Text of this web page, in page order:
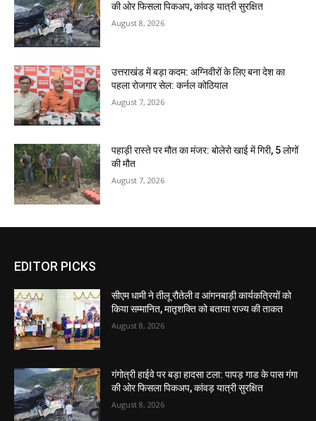
की ओर फिसला पिकअप, कांवड़ यात्री सुरक्षित
August 8, 2026
उत्तराखंड में बड़ा कदम: अग्निवीरों के लिए बना देश का
पहला रोजगार सेल: कर्नल कोठियाल
August 7, 2026
पहाड़ी रास्ते पर मौत का मंजर: बोलेरो खाई में गिरी, 5 लोगों
की मौत
August 7, 2026
EDITOR PICKS
सीएम धामी ने तीलू रौतेली व आंगनबाड़ी कार्यकत्रियों को
किया सम्मानित, मातृशक्ति को बताया राज्य की ताकत
August 8, 2026
गंगोत्री हाईवे पर बड़ा हादसा टला: पापड़ गाड के पास गंगा
की ओर फिसला पिकअप, कांवड़ यात्री सुरक्षित
August 8, 2026